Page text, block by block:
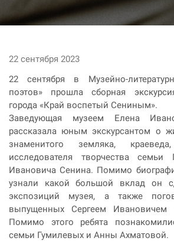
22 сентября 2023
22 сентября в Музейно-
поэтов» прошла сборная
города «Край воспетый Сениным».
Заведующая музеем Елена
рассказала юным экскурсантом о
знаменитого земляка,
исследователя творчества семьи
Ивановича Сенина. Помимо
узнали какой большой вклад он
экспозиций музея, а также
выпущенных Сергеем Ивановичем
Помимо этого ребята
семьи Гумилевых и Анны Ахматовой.